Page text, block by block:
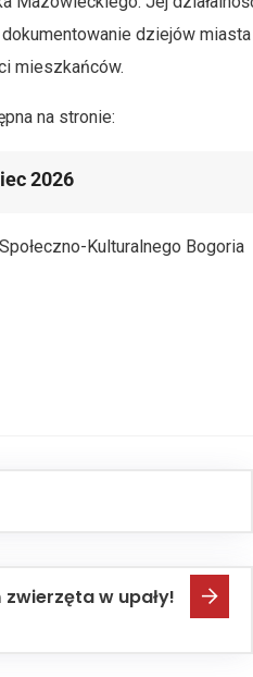
dziejów miasta
mieszkańców.
na stronie:
2026
Kulturalnego Bogoria
zwierzęta w upały!